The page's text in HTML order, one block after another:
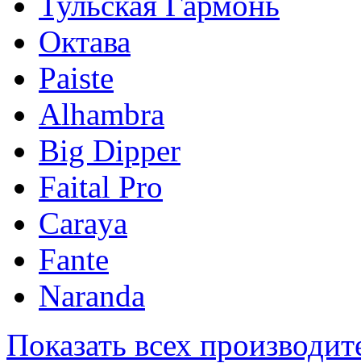
Октава
Paiste
Alhambra
Big Dipper
Faital Pro
Caraya
Fante
Naranda
Показать всех